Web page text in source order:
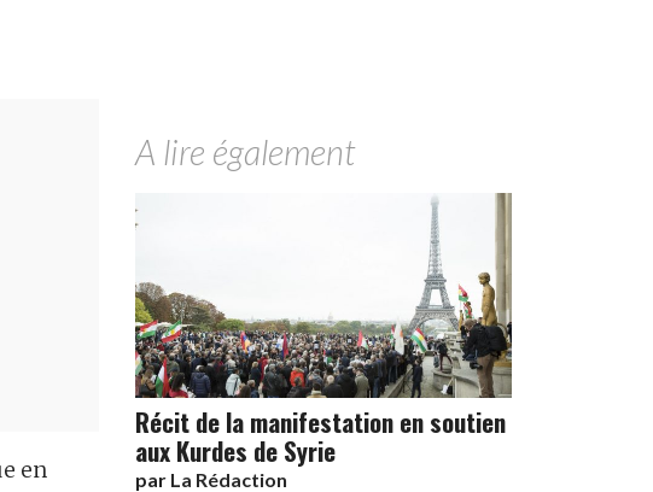
en
A lire également
Récit de la manifestation en soutien
aux Kurdes de Syrie
par La Rédaction